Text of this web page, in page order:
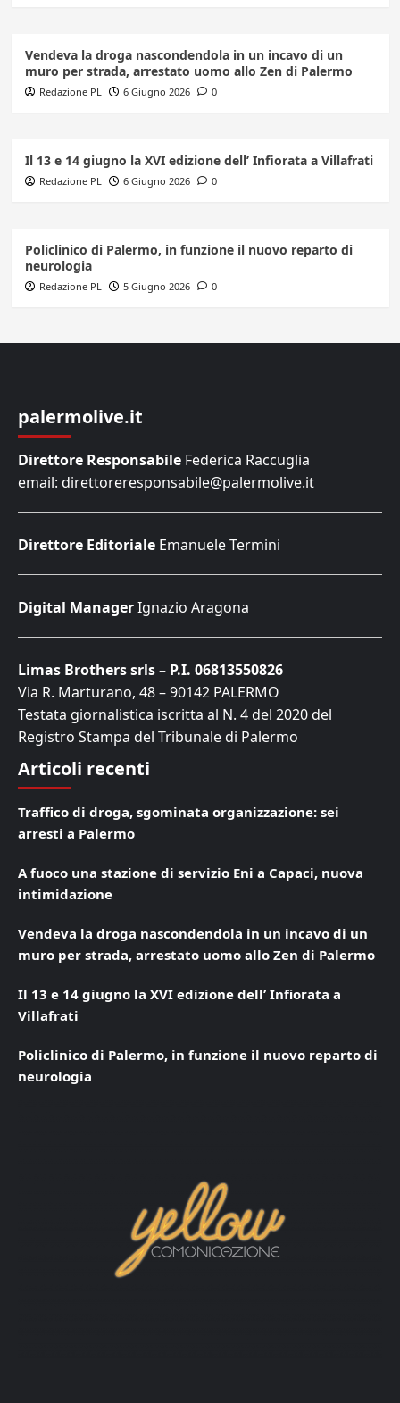
Vendeva la droga nascondendola in un incavo di un
muro per strada, arrestato uomo allo Zen di Palermo
Redazione PL 6 Giugno 2026 0
Il 13 e 14 giugno la XVI edizione dell’ Infiorata a Villafrati
Redazione PL 6 Giugno 2026 0
Policlinico di Palermo, in funzione il nuovo reparto di
neurologia
Redazione PL 5 Giugno 2026 0
palermolive.it
Direttore Responsabile Federica Raccuglia
email: direttoreresponsabile@palermolive.it
Direttore Editoriale Emanuele Termini
Digital ManagerIgnazio Aragona
Limas Brothers srls – P.I. 06813550826
Via R. Marturano, 48 – 90142 PALERMO
Testata giornalistica iscritta al N. 4 del 2020 del
Registro Stampa del Tribunale di Palermo
Articoli recenti
Traffico di droga, sgominata organizzazione: sei
arresti a Palermo
A fuoco una stazione di servizio Eni a Capaci, nuova
intimidazione
Vendeva la droga nascondendola in un incavo di un
muro per strada, arrestato uomo allo Zen di Palermo
Il 13 e 14 giugno la XVI edizione dell’ Infiorata a
Villafrati
Policlinico di Palermo, in funzione il nuovo reparto di
neurologia